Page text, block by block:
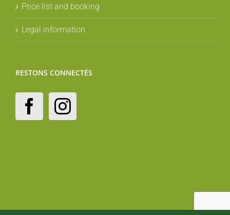
Price list and booking
Legal information
RESTONS CONNECTÉS